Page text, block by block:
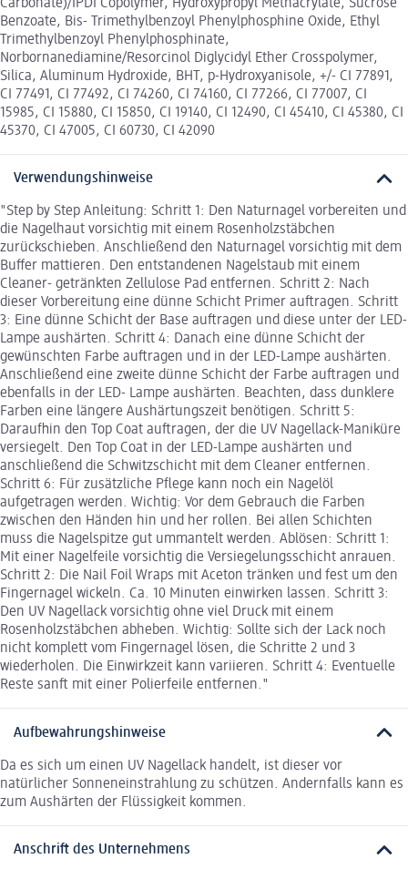
Carbonate)/IPDI Copolymer, Hydroxypropyl Methacrylate, Sucrose
Benzoate, Bis- Trimethylbenzoyl Phenylphosphine Oxide, Ethyl
Trimethylbenzoyl Phenylphosphinate,
Norbornanediamine/Resorcinol Diglycidyl Ether Crosspolymer,
Silica, Aluminum Hydroxide, BHT, p-Hydroxyanisole, +/- CI 77891,
CI 77491, CI 77492, CI 74260, CI 74160, CI 77266, CI 77007, CI
15985, CI 15880, CI 15850, CI 19140, CI 12490, CI 45410, CI 45380, CI
45370, CI 47005, CI 60730, CI 42090
Verwendungshinweise
"Step by Step Anleitung: Schritt 1: Den Naturnagel vorbereiten und
die Nagelhaut vorsichtig mit einem Rosenholzstäbchen
zurückschieben. Anschließend den Naturnagel vorsichtig mit dem
Buffer mattieren. Den entstandenen Nagelstaub mit einem
Cleaner- getränkten Zellulose Pad entfernen. Schritt 2: Nach
dieser Vorbereitung eine dünne Schicht Primer auftragen. Schritt
3: Eine dünne Schicht der Base auftragen und diese unter der LED-
Lampe aushärten. Schritt 4: Danach eine dünne Schicht der
gewünschten Farbe auftragen und in der LED-Lampe aushärten.
Anschließend eine zweite dünne Schicht der Farbe auftragen und
ebenfalls in der LED- Lampe aushärten. Beachten, dass dunklere
Farben eine längere Aushärtungszeit benötigen. Schritt 5:
Daraufhin den Top Coat auftragen, der die UV Nagellack-Maniküre
versiegelt. Den Top Coat in der LED-Lampe aushärten und
anschließend die Schwitzschicht mit dem Cleaner entfernen.
Schritt 6: Für zusätzliche Pflege kann noch ein Nagelöl
aufgetragen werden. Wichtig: Vor dem Gebrauch die Farben
zwischen den Händen hin und her rollen. Bei allen Schichten
muss die Nagelspitze gut ummantelt werden. Ablösen: Schritt 1:
Mit einer Nagelfeile vorsichtig die Versiegelungsschicht anrauen.
Schritt 2: Die Nail Foil Wraps mit Aceton tränken und fest um den
Fingernagel wickeln. Ca. 10 Minuten einwirken lassen. Schritt 3:
Den UV Nagellack vorsichtig ohne viel Druck mit einem
Rosenholzstäbchen abheben. Wichtig: Sollte sich der Lack noch
nicht komplett vom Fingernagel lösen, die Schritte 2 und 3
wiederholen. Die Einwirkzeit kann variieren. Schritt 4: Eventuelle
Reste sanft mit einer Polierfeile entfernen."
Aufbewahrungshinweise
Da es sich um einen UV Nagellack handelt, ist dieser vor
natürlicher Sonneneinstrahlung zu schützen. Andernfalls kann es
zum Aushärten der Flüssigkeit kommen.
Anschrift des Unternehmens